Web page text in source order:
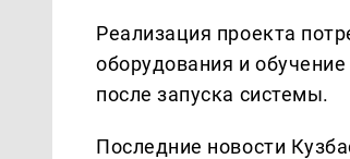
Реализация проекта
оборудования и
после запуска системы.
Последние новости